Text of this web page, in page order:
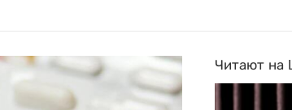
Читают на